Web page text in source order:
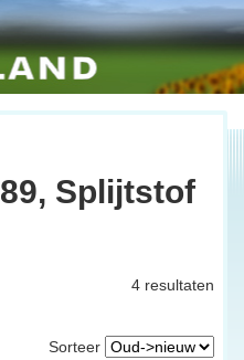
Splijtstof
4 resultaten
Sorteer